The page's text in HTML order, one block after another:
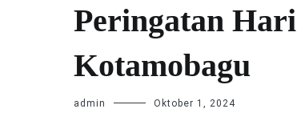
Peringatan
Kotamobagu
admin Oktober 1, 2024